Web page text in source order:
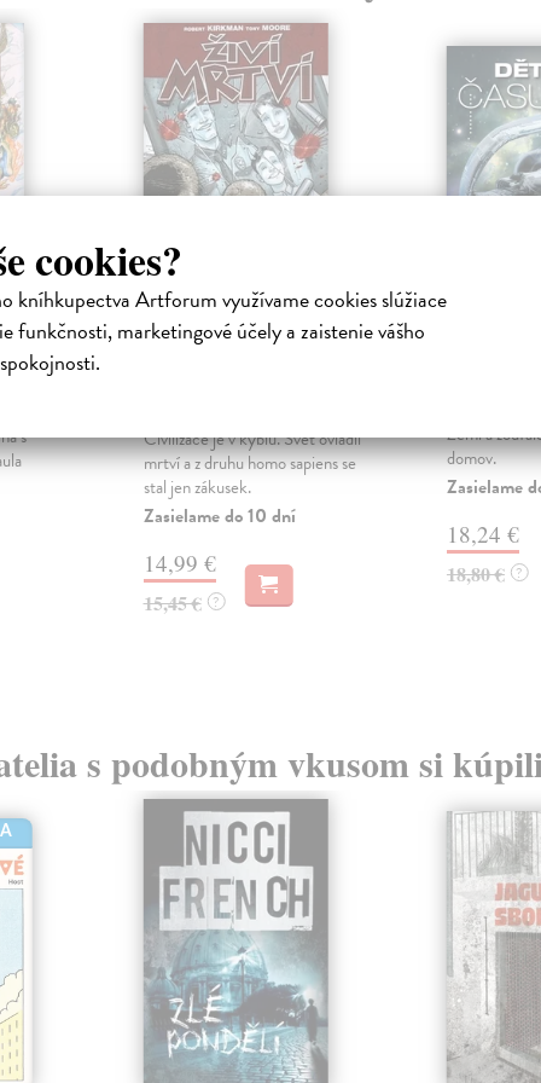
cookies?
kníhkupectva Artforum využívame cookies slúžiace
funkčnosti, marketingové účely a zaistenie vášho
/
s
Živí mrtví - Díl
Civilizace je v kýblu. Svět ovládli
mrtví a z druhu homo sapiens se
stal jen zákusek.
Zasielame do 10 dní
14,99 €
15,45 € ?
Kdo zdědí
Zemi a
domov.
Zasielame
18,24 €
18,80 € ?
s podobným vkusom si